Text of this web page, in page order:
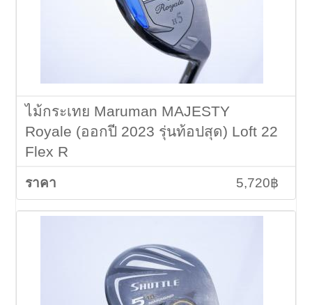
ไม้กระเทย Maruman MAJESTY
Royale (ออกปี 2023 รุ่นท้อปสุด) Loft 22
Flex R
5,720฿